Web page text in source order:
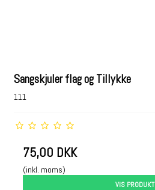
Sangskjuler flag og Tillykke
111
75,00 DKK
(inkl. moms)
VIS PRODUKT